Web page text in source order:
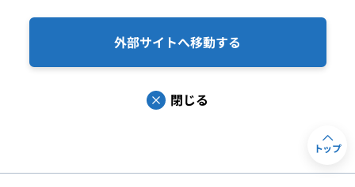
外部サイトへ移動する
閉じる
トップ